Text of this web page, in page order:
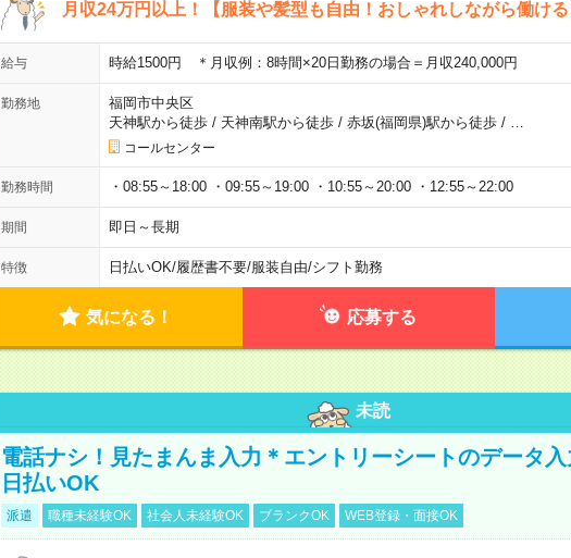
月収24万円以上！【服装や髪型も自由！おしゃれしながら働け
給与 時給1500円 ＊月収例：8時間×20日勤務の場合＝月収240,000円
勤務地
福岡市中央区
天神駅から徒歩/ 天神南駅から徒歩/ 赤坂(福岡県)駅から徒歩/
コールセンター
勤務時間 ・08:55～18:00 ・09:55～19:00 ・10:55～20:00 ・12:55～22:00
期間 即日～長期
特徴 日払いOK/履歴書不要/服装自由/シフト勤務
気になる！ 応募する
未読
電話ナシ！見たまんま入力＊エントリーシートのデータ入
日払いOK
派遣 職種未経験OK 社会人未経験OK ブランクOK WEB登録・面接OK